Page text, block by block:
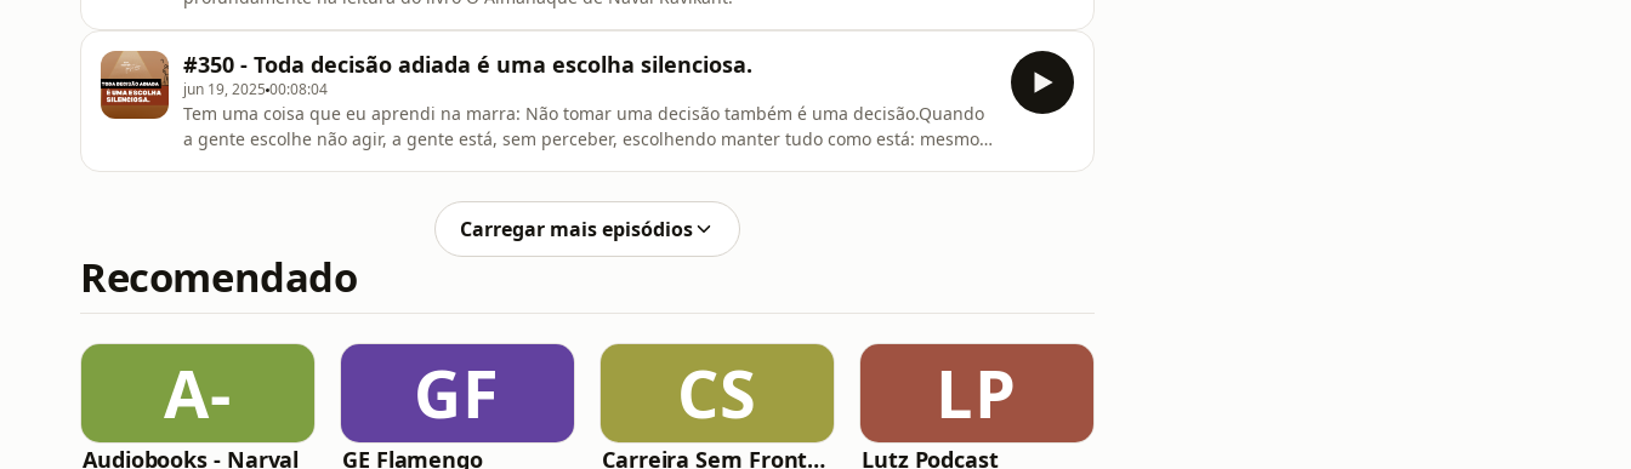
#350 - Toda decisão adiada é uma escolha silenciosa.
jun 19, 2025 00:08:04
Tem uma coisa que eu aprendi na marra: Não tomar uma decisão também é uma decisão.Quando
a gente escolhe não agir, a gente está, sem perceber, escolhendo manter tudo como está: mesmo
Carregar mais episódios
Recomendado
A-
Audiobooks - Narval
GF
GE Flamengo
CS
Carreira Sem Fronteiras
LP
Lutz Podcast